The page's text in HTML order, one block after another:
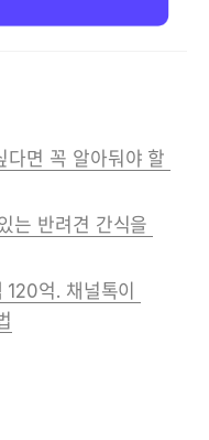
다면 꼭 알아둬야 할
는 반려견 간식을
억. 채널톡이